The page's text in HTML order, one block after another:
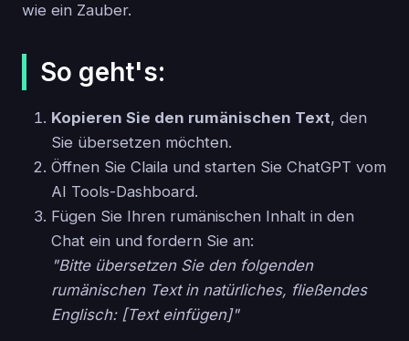
wie ein Zauber.
So geht's:
Kopieren Sie den rumänischen Text, den
Sie übersetzen möchten.
Öffnen Sie Claila und starten Sie ChatGPT vom
AI Tools-Dashboard.
Fügen Sie Ihren rumänischen Inhalt in den
Chat ein und fordern Sie an:
"Bitte übersetzen Sie den folgenden
rumänischen Text in natürliches, fließendes
Englisch: [Text einfügen]"